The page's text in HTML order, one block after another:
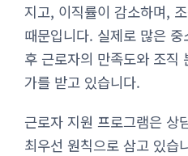
지고, 이직률이 감소하며,
때문입니다. 실제로 많은
후 근로자의 만족도와 조직
가를 받고 있습니다.
근로자 지원 프로그램은 상
최우선 원칙으로 삼고 있습